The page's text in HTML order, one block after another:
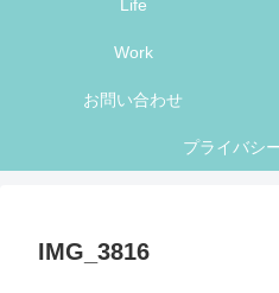
Life
Work
お問い合わせ
プライバシ
IMG_3816